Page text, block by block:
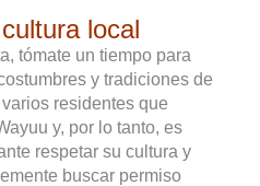
local
tómate un tiempo para
y tradiciones de
residentes que
y, por lo tanto, es
respetar su cultura y
buscar permiso